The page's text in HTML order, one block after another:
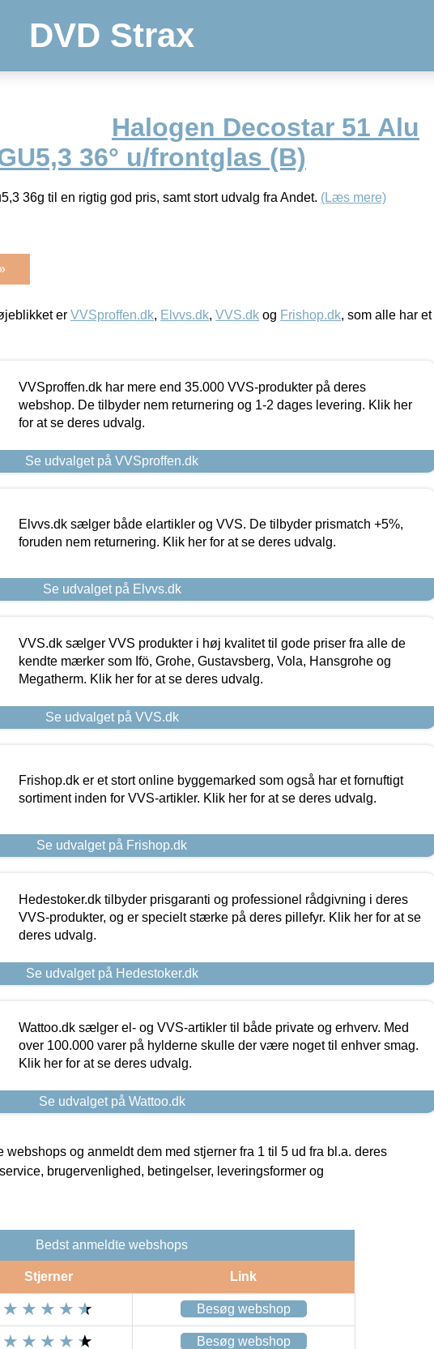
DVD Strax
Halogen Decostar 51 Alu
36° u/frontglas (B)
36g til en rigtig god pris, samt stort udvalg fra Andet. (Læs mere)
er VVSproffen.dk, Elvvs.dk, VVS.dk og Frishop.dk, som alle har et
VVSproffen.dk har mere end 35.000 VVS-produkter på deres
webshop. De tilbyder nem returnering og 1-2 dages levering. Klik her
for at se deres udvalg.
Se udvalget på VVSproffen.dk
Elvvs.dk sælger både elartikler og VVS. De tilbyder prismatch +5%,
foruden nem returnering. Klik her for at se deres udvalg.
Se udvalget på Elvvs.dk
VVS.dk sælger VVS produkter i høj kvalitet til gode priser fra alle de
kendte mærker som Ifö, Grohe, Gustavsberg, Vola, Hansgrohe og
Megatherm. Klik her for at se deres udvalg.
Se udvalget på VVS.dk
Frishop.dk er et stort online byggemarked som også har et fornuftigt
sortiment inden for VVS-artikler. Klik her for at se deres udvalg.
Se udvalget på Frishop.dk
Hedestoker.dk tilbyder prisgaranti og professionel rådgivning i deres
VVS-produkter, og er specielt stærke på deres pillefyr. Klik her for at se
deres udvalg.
Se udvalget på Hedestoker.dk
Wattoo.dk sælger el- og VVS-artikler til både private og erhverv. Med
over 100.000 varer på hylderne skulle der være noget til enhver smag.
Klik her for at se deres udvalg.
Se udvalget på Wattoo.dk
og anmeldt dem med stjerner fra 1 til 5 ud fra bl.a. deres
brugervenlighed, betingelser, leveringsformer og
Bedst anmeldte webshops
Stjerner Link
Besøg webshop
Besøg webshop